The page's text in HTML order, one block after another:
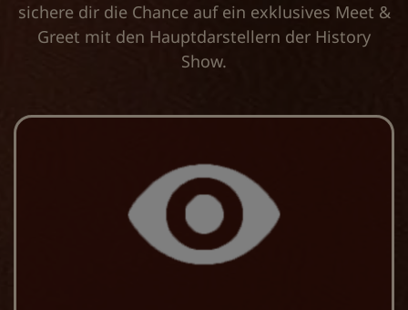
sichere dir die Chance auf ein exklusives Meet &
Greet mit den Hauptdarstellern der History
Show.